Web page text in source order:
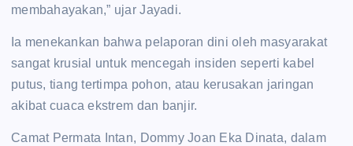
membahayakan,” ujar Jayadi.
Ia menekankan bahwa pelaporan dini oleh masyarakat
sangat krusial untuk mencegah insiden seperti kabel
putus, tiang tertimpa pohon, atau kerusakan jaringan
akibat cuaca ekstrem dan banjir.
Camat Permata Intan, Dommy Joan Eka Dinata, dalam